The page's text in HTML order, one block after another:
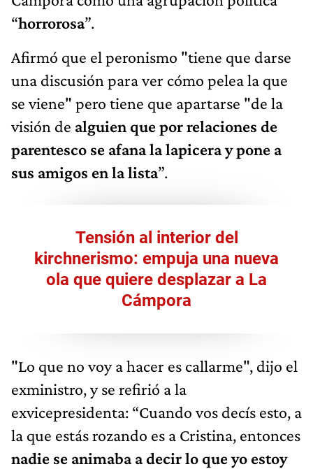
“horrorosa”.
Afirmó que el peronismo "tiene que darse
una discusión para ver cómo pelea la que
se viene" pero tiene que apartarse "de la
visión de alguien que por relaciones de
parentesco se afana la lapicera y pone a
sus amigos en la lista”.
Tensión al interior del
kirchnerismo: empuja una nueva
ola que quiere desplazar a La
Cámpora
"Lo que no voy a hacer es callarme", dijo el
exministro, y se refirió a la
exvicepresidenta: “Cuando vos decís esto, a
la que estás rozando es a Cristina, entonces
nadie se animaba a decir lo que yo estoy